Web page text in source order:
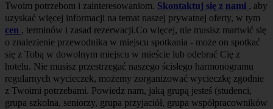
Twoim potrzebom i zainteresowaniom. Skontaktuj się z nami , aby
uzyskać więcej informacji na temat naszej prywatnej oferty, w tym
cen , terminów i zasad rezerwacji.Co więcej, nie musisz martwić się
o znalezienie przewodnika w miejscu spotkania - może on spotkać
się z Tobą w dowolnym miejscu w mieście lub odebrać Cię z
hotelu. Nie musisz przestrzegać naszego ścisłego harmonogramu
regularnych wycieczek, możemy zorganizować wycieczkę zgodnie
z Twoimi potrzebami. Powiedz nam, jaką grupą jesteś (studenci,
grupa szkolna, seniorzy, grupa przyjaciół, grupa współpracowników